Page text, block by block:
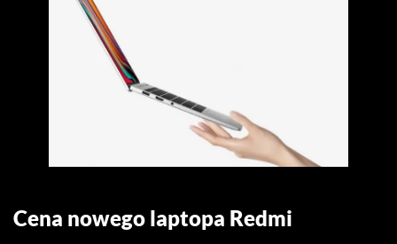
Cena nowego laptopa Redmi